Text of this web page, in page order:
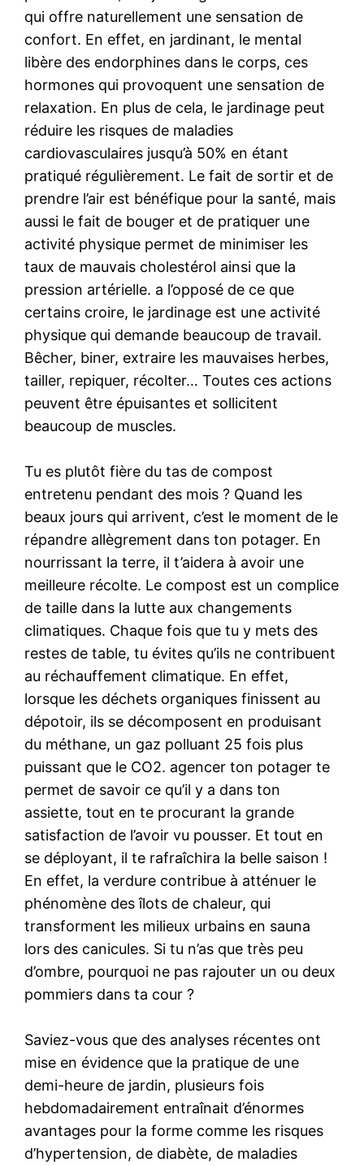
qui offre naturellement une sensation de
confort. En effet, en jardinant, le mental
libère des endorphines dans le corps, ces
hormones qui provoquent une sensation de
relaxation. En plus de cela, le jardinage peut
réduire les risques de maladies
cardiovasculaires jusqu’à 50% en étant
pratiqué régulièrement. Le fait de sortir et de
prendre l’air est bénéfique pour la santé, mais
aussi le fait de bouger et de pratiquer une
activité physique permet de minimiser les
taux de mauvais cholestérol ainsi que la
pression artérielle. a l’opposé de ce que
certains croire, le jardinage est une activité
physique qui demande beaucoup de travail.
Bêcher, biner, extraire les mauvaises herbes,
tailler, repiquer, récolter… Toutes ces actions
peuvent être épuisantes et sollicitent
beaucoup de muscles.
Tu es plutôt fière du tas de compost
entretenu pendant des mois ? Quand les
beaux jours qui arrivent, c’est le moment de le
répandre allègrement dans ton potager. En
nourrissant la terre, il t’aidera à avoir une
meilleure récolte. Le compost est un complice
de taille dans la lutte aux changements
climatiques. Chaque fois que tu y mets des
restes de table, tu évites qu’ils ne contribuent
au réchauffement climatique. En effet,
lorsque les déchets organiques finissent au
dépotoir, ils se décomposent en produisant
du méthane, un gaz polluant 25 fois plus
puissant que le CO2. agencer ton potager te
permet de savoir ce qu’il y a dans ton
assiette, tout en te procurant la grande
satisfaction de l’avoir vu pousser. Et tout en
se déployant, il te rafraîchira la belle saison !
En effet, la verdure contribue à atténuer le
phénomène des îlots de chaleur, qui
transforment les milieux urbains en sauna
lors des canicules. Si tu n’as que très peu
d’ombre, pourquoi ne pas rajouter un ou deux
pommiers dans ta cour ?
Saviez-vous que des analyses récentes ont
mise en évidence que la pratique de une
demi-heure de jardin, plusieurs fois
hebdomadairement entraînait d’énormes
avantages pour la forme comme les risques
d’hypertension, de diabète, de maladies